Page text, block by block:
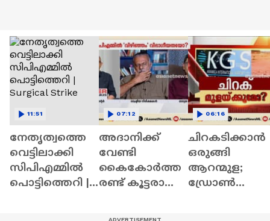
നേതൃത്വത്തെ
വെട്ടിലാക്കി
സിപിഎമ്മില്‍
പൊട്ടിത്തെറി |
11:51
അദാനിക്ക്
വേണ്ടി
കൈകോർത്ത
രണ്ട് കൂട്ടരാണ്
07:12
ചിറകടിക്കാൻ
ഒരുങ്ങി
ആറന്മുള;
ഡ്രോൺ
06:16